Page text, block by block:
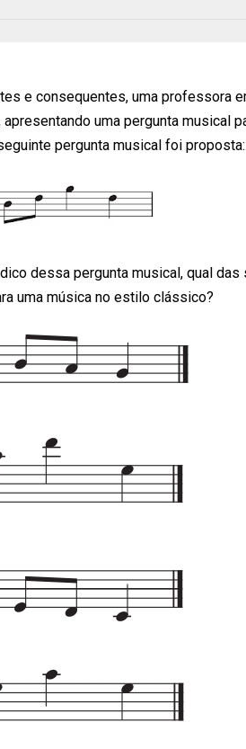
e consequentes, uma professora
uma pergunta musical
pergunta musical foi proposta:
dessa pergunta musical, qual das
uma música no estilo clássico?